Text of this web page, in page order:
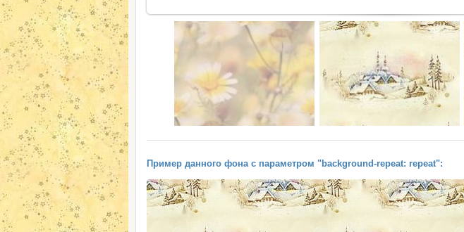
Пример данного фона с параметром "background-repeat: repeat":